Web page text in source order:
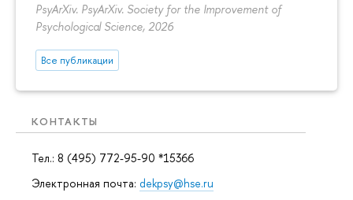
PsyArXiv. PsyArXiv. Society for the Improvement of
Psychological Science, 2026
Все публикации
КОНТАКТЫ
Тел.: 8 (495) 772-95-90 *15366
Электронная почта: dekpsy@hse.ru